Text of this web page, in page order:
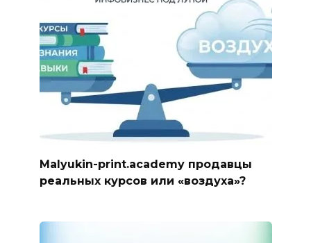
Malyukin-print.academy продавцы
реальных курсов или «воздуха»?